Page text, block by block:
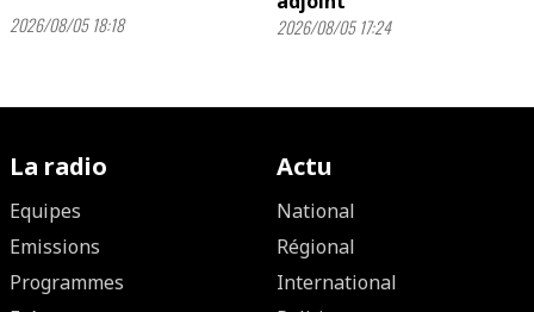
2026/08/05 18:18 2026/08/05 17:24
La radio
Equipes
Emissions
Programmes
Actu
National
Régional
International